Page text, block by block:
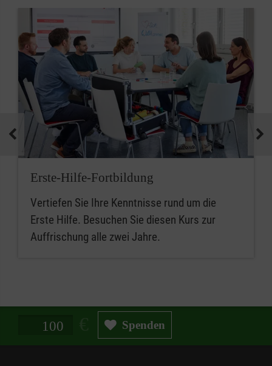
Erste-Hilfe-Fortbildung
Vertiefen Sie Ihre Kenntnisse rund um die
Erste Hilfe. Besuchen Sie diesen Kurs zur
Auffrischung alle zwei Jahre.
Spendenbetrag in Euro Spenden